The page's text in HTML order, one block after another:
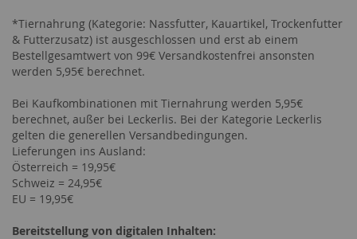
*Tiernahrung (Kategorie: Nassfutter, Kauartikel, Trockenfutter
& Futterzusatz) ist ausgeschlossen und erst ab einem
Bestellgesamtwert von 99€ Versandkostenfrei ansonsten
werden 5,95€ berechnet.
Bei Kaufkombinationen mit Tiernahrung werden 5,95€
berechnet, außer bei Leckerlis. Bei der Kategorie Leckerlis
gelten die generellen Versandbedingungen.
Lieferungen ins Ausland:
Österreich = 19,95€
Schweiz = 24,95€
EU = 19,95€
Bereitstellung von digitalen Inhalten: